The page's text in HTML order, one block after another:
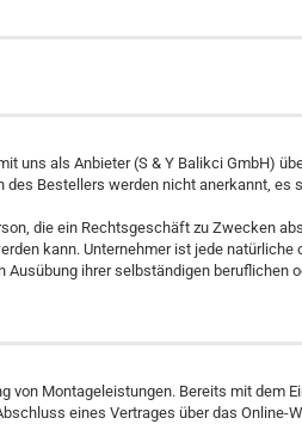
uns als Anbieter (S & Y Balikci GmbH)
Bestellers werden nicht anerkannt, es
die ein Rechtsgeschäft zu Zwecken
kann. Unternehmer ist jede natürliche
ihrer selbständigen beruflichen
von Montageleistungen. Bereits mit dem
eines Vertrages über das Online-